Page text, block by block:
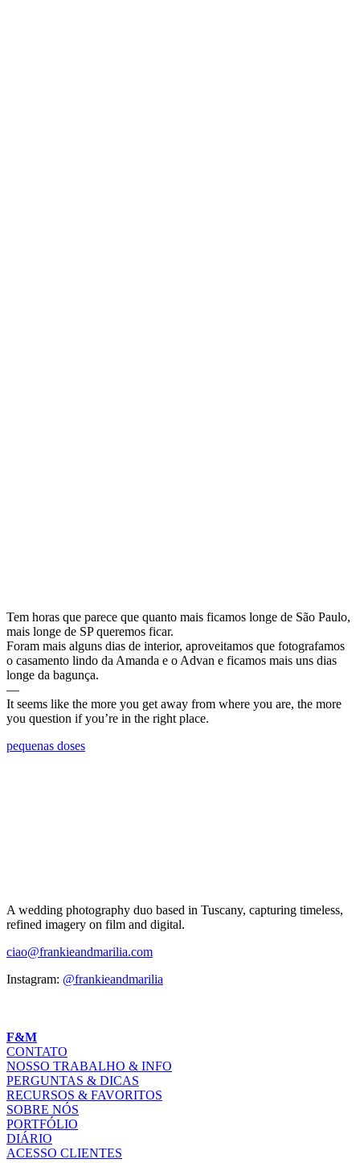
Tem horas que parece que quanto mais ficamos longe de São Paulo,
mais longe de SP queremos ficar.
Foram mais alguns dias de interior, aproveitamos que fotografamos
o casamento lindo da Amanda e o Advan e ficamos mais uns dias
longe da bagunça.
—
It seems like the more you get away from where you are, the more
you question if you’re in the right place.
pequenas doses
A wedding photography duo based in Tuscany, capturing timeless,
refined imagery on film and digital.
ciao@frankieandmarilia.com
Instagram: @frankieandmarilia
F&M
CONTATO
NOSSO TRABALHO & INFO
PERGUNTAS & DICAS
RECURSOS & FAVORITOS
SOBRE NÓS
PORTFÓLIO
DIÁRIO
ACESSO CLIENTES